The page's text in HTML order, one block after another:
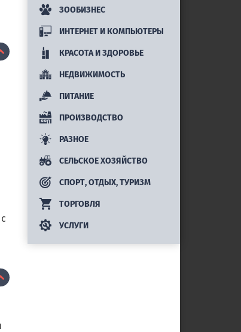
ЗООБИЗНЕС
ИНТЕРНЕТ И КОМПЬЮТЕРЫ
КРАСОТА И ЗДОРОВЬЕ
НЕДВИЖИМОСТЬ
ПИТАНИЕ
ПРОИЗВОДСТВО
РАЗНОЕ
СЕЛЬСКОЕ ХОЗЯЙСТВО
СПОРТ, ОТДЫХ, ТУРИЗМ
ТОРГОВЛЯ
УСЛУГИ